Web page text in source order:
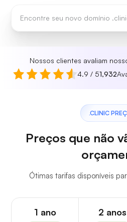
Nossos clientes avaliam
4.9 / 51,932
.CLINIC
Preços que não
Ótimas tarifas disponíveis
1 ano 2 anos